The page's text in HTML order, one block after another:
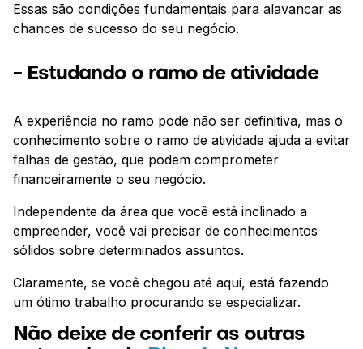
Essas são condições fundamentais para alavancar as
chances de sucesso do seu negócio.
- Estudando o ramo de atividade
A experiência no ramo pode não ser definitiva, mas o
conhecimento sobre o ramo de atividade ajuda a evitar
falhas de gestão, que podem comprometer
financeiramente o seu negócio.
Independente da área que você está inclinado a
empreender, você vai precisar de conhecimentos
sólidos sobre determinados assuntos.
Claramente, se você chegou até aqui, está fazendo
um ótimo trabalho procurando se especializar.
Não deixe de conferir as outras